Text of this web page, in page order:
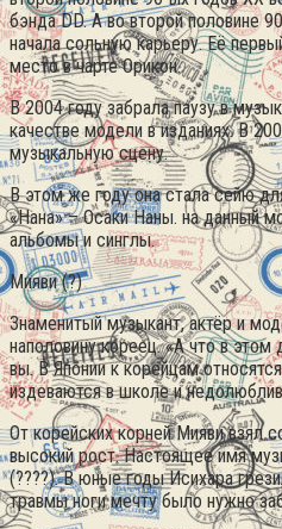
бэнда DD. А во второй половине
начала сольную карьеру. Её
место в чарте Орикон.
В 2004 году забрала паузу в
качестве модели в изданиях. В
музыкальную сцену.
В этом же году она стала сейю
«Нана» – Осаки Наны. на данный
альбомы и синглы.
Мияви (?)
Знаменитый музыкант, актёр и
наполовину кореец. «А что в
вы. В Японии к корейцам
издеваются в школе и
От корейских корней Мияви взял
высокий рост. Настоящее имя
(????). В юные годы Исихара
травмы ноги мечту было нужно